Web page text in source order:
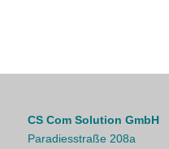
CS Com Solution GmbH
Paradiesstraße 208a